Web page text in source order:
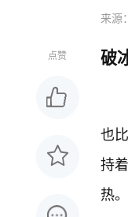
来源
点赞 破
也
持
热